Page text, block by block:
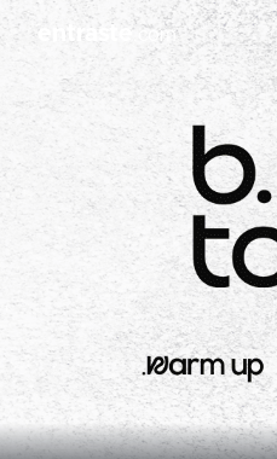
entraste .com